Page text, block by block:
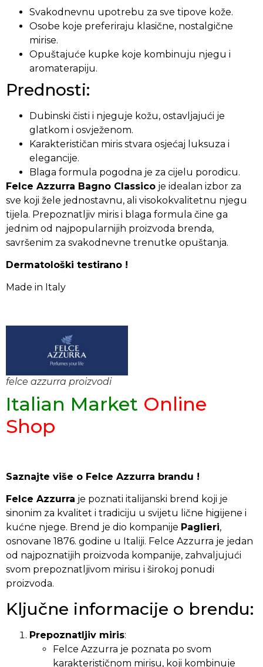
Svakodnevnu upotrebu za sve tipove kože.
Osobe koje preferiraju klasične, nostalgične
mirise.
Opuštajuće kupke koje kombinuju njegu i
aromaterapiju.
Prednosti:
Dubinski čisti i njeguje kožu, ostavljajući je
glatkom i osvježenom.
Karakterističan miris stvara osjećaj luksuza i
elegancije.
Blaga formula pogodna je za cijelu porodicu.
Felce Azzurra Bagno Classico je idealan izbor za
sve koji žele jednostavnu, ali visokokvalitetnu njegu
tijela. Prepoznatljiv miris i blaga formula čine ga
jednim od najpopularnijih proizvoda brenda,
savršenim za svakodnevne trenutke opuštanja.
Dermatološki testirano !
Made in Italy
felce azzurra proizvodi
Italian Market Online
Shop
Saznajte više o Felce Azzurra brandu !
Felce Azzurra je poznati italijanski brend koji je
sinonim za kvalitet i tradiciju u svijetu lične higijene i
kućne njege. Brend je dio kompanije Paglieri,
osnovane 1876. godine u Italiji. Felce Azzurra je jedan
od najpoznatijih proizvoda kompanije, zahvaljujući
svom prepoznatljivom mirisu i širokoj ponudi
proizvoda.
Ključne informacije o brendu:
Prepoznatljiv miris:
Felce Azzurra je poznata po svom
karakterističnom mirisu, koji kombinuje